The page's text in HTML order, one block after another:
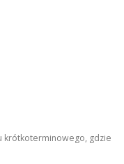
krótkoterminowego, gdzie